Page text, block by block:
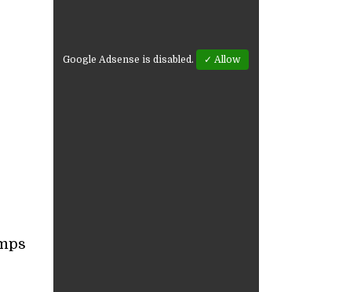
Google Adsense is disabled. ✓ Allow